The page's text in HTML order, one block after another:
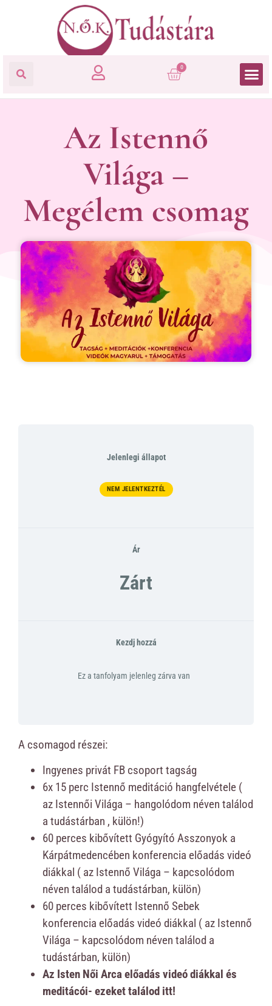
0
Az Istennő
Világa –
Megélem csomag
Jelenlegi állapot
NEM JELENTKEZTÉL
Ár
Zárt
Kezdj hozzá
Ez a tanfolyam jelenleg zárva van
A csomagod részei:
Ingyenes privát FB csoport tagság
6x 15 perc Istennő meditáció hangfelvétele (
az Istennői Világa – hangolódom néven találod
a tudástárban , külön!)
60 perces kibővített Gyógyító Asszonyok a
Kárpátmedencében konferencia előadás videó
diákkal ( az Istennő Világa – kapcsolódom
néven találod a tudástárban, külön)
60 perces kibővített Istennő Sebek
konferencia előadás videó diákkal ( az Istennő
Világa – kapcsolódom néven találod a
tudástárban, külön)
Az Isten Női Arca előadás videó diákkal és
meditácói- ezeket találod itt!